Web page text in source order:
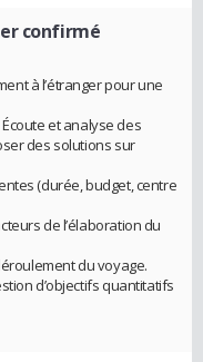
confirmé
à l’étranger pour une
et analyse des
des solutions sur
(durée, budget, centre
de l’élaboration du
du voyage.
d’objectifs quantitatifs